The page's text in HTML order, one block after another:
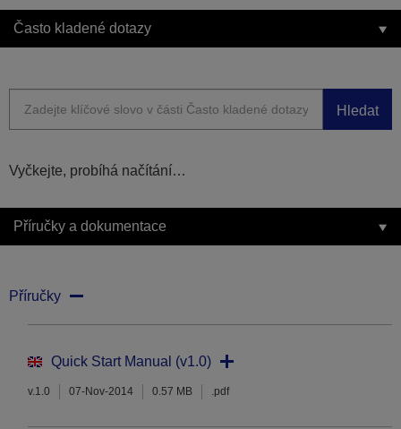
Často kladené dotazy
Hledat
Vyčkejte, probíhá načítání…
Příručky a dokumentace
Příručky
Quick Start Manual (v1.0)
v.1.0 07-Nov-2014 0.57 MB .pdf